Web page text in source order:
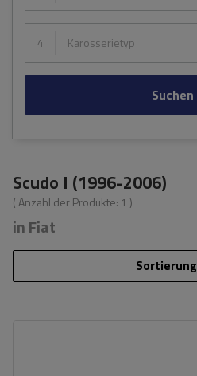
4 Karosserietyp
Suchen
Scudo I (1996-2006)
( Anzahl der Produkte: 1 )
in Fiat
Sortierung